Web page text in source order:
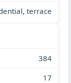
terrace
384
17